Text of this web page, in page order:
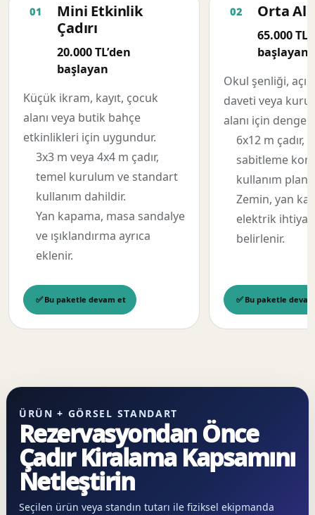
Mini Etkinlik
Çadırı
20.000 TL’den
başlayan
Küçük ikram, kayıt, çocuk
alanı veya butik bahçe
etkinlikleri için uygundur.
3x3 m veya 4x4 m çadır,
temel kurulum ve standart
kullanım dahildir.
Yan kapama, masa sandalye
ve ışıklandırma ayrıca
eklenir.
Bu paketle devam et
Orta
65.000
başlayan
Okul şenliği,
daveti veya
alanı için
6x12 m çadır,
sabitleme
kullanım
Zemin, yan
elektrik
belirlenir.
Bu paketle
ÜRÜN + GÖRSEL STANDART
Rezervasyondan Önce
Çadır Kiralama Kapsamını
Netleştirin
Seçilen ürün veya standın tutarı ile fiziksel ekipmanda